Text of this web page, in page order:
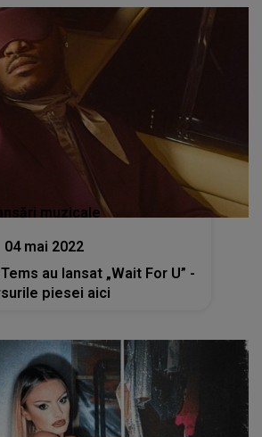
muzicale
04 mai 2022
au lansat „Wait For U” -
piesei aici